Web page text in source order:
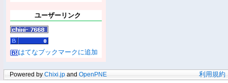
ユーザーリンク
はてなブックマークに追加
Powered by Chixi.jp and OpenPNE 利用規約